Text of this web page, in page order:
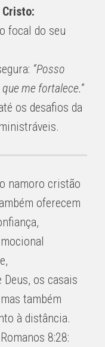
focal do seu
“Posso
me fortalece.”
os desafios da
namoro cristão
oferecem
os casais
também
à distância.
8:28: